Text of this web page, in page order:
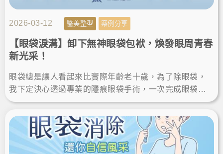
2026-03-12 醫美整型 案例分享
【眼袋淚溝】卸下無神眼袋包袱，煥發眼周青春
新光采！
眼袋總是讓人看起來比實際年齡老十歲，為了除眼袋，
我下定決心透過專業的隱痕眼袋手術，一次完成眼袋消
除與淚溝填補。術後不僅氣色變好、找回自信，雙眸看
起來更年輕有神。